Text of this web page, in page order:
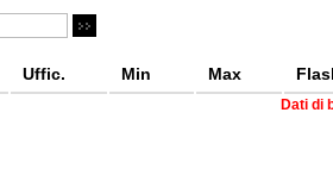
Uffic. Min Max
Dati di